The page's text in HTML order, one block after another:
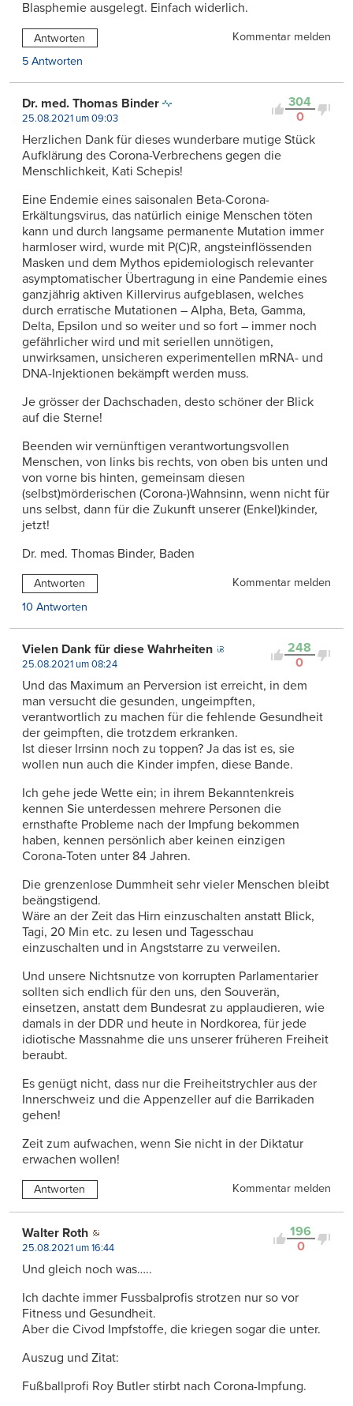
Blasphemie ausgelegt. Einfach widerlich.
Antworten
Kommentar melden
5 Antworten
304
0
Dr. med. Thomas Binder
25.08.2021 um 09:03
Herzlichen Dank für dieses wunderbare mutige Stück
Aufklärung des Corona-Verbrechens gegen die
Menschlichkeit, Kati Schepis!
Eine Endemie eines saisonalen Beta-Corona-
Erkältungsvirus, das natürlich einige Menschen töten
kann und durch langsame permanente Mutation immer
harmloser wird, wurde mit P(C)R, angsteinflössenden
Masken und dem Mythos epidemiologisch relevanter
asymptomatischer Übertragung in eine Pandemie eines
ganzjährig aktiven Killervirus aufgeblasen, welches
durch erratische Mutationen – Alpha, Beta, Gamma,
Delta, Epsilon und so weiter und so fort – immer noch
gefährlicher wird und mit seriellen unnötigen,
unwirksamen, unsicheren experimentellen mRNA- und
DNA-Injektionen bekämpft werden muss.
Je grösser der Dachschaden, desto schöner der Blick
auf die Sterne!
Beenden wir vernünftigen verantwortungsvollen
Menschen, von links bis rechts, von oben bis unten und
von vorne bis hinten, gemeinsam diesen
(selbst)mörderischen (Corona-)Wahnsinn, wenn nicht für
uns selbst, dann für die Zukunft unserer (Enkel)kinder,
jetzt!
Dr. med. Thomas Binder, Baden
Antworten
Kommentar melden
10 Antworten
248
0
Vielen Dank für diese Wahrheiten
25.08.2021 um 08:24
Und das Maximum an Perversion ist erreicht, in dem
man versucht die gesunden, ungeimpften,
verantwortlich zu machen für die fehlende Gesundheit
der geimpften, die trotzdem erkranken.
Ist dieser Irrsinn noch zu toppen? Ja das ist es, sie
wollen nun auch die Kinder impfen, diese Bande.
Ich gehe jede Wette ein; in ihrem Bekanntenkreis
kennen Sie unterdessen mehrere Personen die
ernsthafte Probleme nach der Impfung bekommen
haben, kennen persönlich aber keinen einzigen
Corona-Toten unter 84 Jahren.
Die grenzenlose Dummheit sehr vieler Menschen bleibt
beängstigend.
Wäre an der Zeit das Hirn einzuschalten anstatt Blick,
Tagi, 20 Min etc. zu lesen und Tagesschau
einzuschalten und in Angststarre zu verweilen.
Und unsere Nichtsnutze von korrupten Parlamentarier
sollten sich endlich für den uns, den Souverän,
einsetzen, anstatt dem Bundesrat zu applaudieren, wie
damals in der DDR und heute in Nordkorea, für jede
idiotische Massnahme die uns unserer früheren Freiheit
beraubt.
Es genügt nicht, dass nur die Freiheitstrychler aus der
Innerschweiz und die Appenzeller auf die Barrikaden
gehen!
Zeit zum aufwachen, wenn Sie nicht in der Diktatur
erwachen wollen!
Antworten Kommentar melden
196
0
Walter Roth
25.08.2021 um 16:44
Und gleich noch was…..
Ich dachte immer Fussbalprofis strotzen nur so vor
Fitness und Gesundheit.
Aber die Civod Impfstoffe, die kriegen sogar die unter.
Auszug und Zitat:
Fußballprofi Roy Butler stirbt nach Corona-Impfung.